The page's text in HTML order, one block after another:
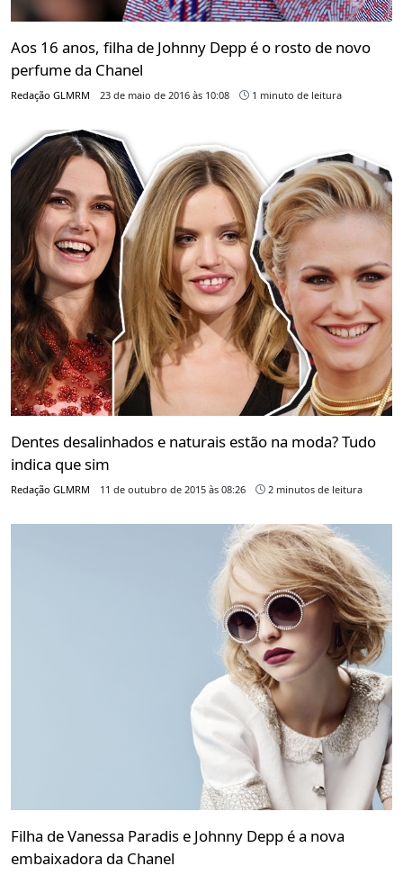
Aos 16 anos, filha de Johnny Depp é o rosto de novo
perfume da Chanel
Redação GLMRM 23 de maio de 2016 às 10:08 1 minuto de leitura
Dentes desalinhados e naturais estão na moda? Tudo
indica que sim
Redação GLMRM 11 de outubro de 2015 às 08:26 2 minutos de leitura
Filha de Vanessa Paradis e Johnny Depp é a nova
embaixadora da Chanel